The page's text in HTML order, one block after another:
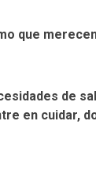
que
de
en cuidar,